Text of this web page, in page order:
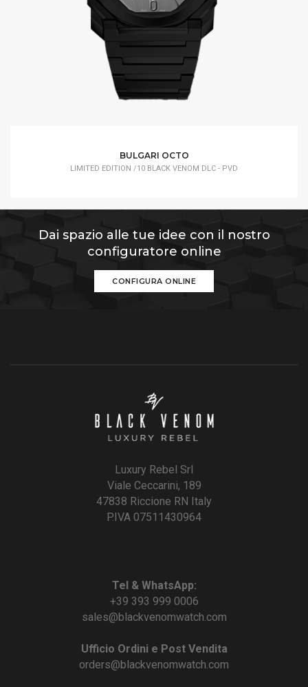
BULGARI OCTO
LIMITED EDITION /10 BLACK VENOM DLC - PVD
Dai spazio alle tue idee con il nostro
configuratore online
CONFIGURA ONLINE
Luxury Rebel Srl
Viale Ceccarini, 189
47838 Riccione RN Italy
P.IVA 07511430964
Tel & WhatsApp:
+39 393 999 0006
sales@blackvenomwatch.com
Ufficio Ordini e Post Vendita
orders@blackvenomwatch.com